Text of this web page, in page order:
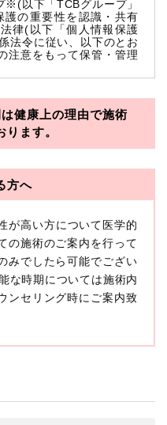
※(以下「TCBグループ」
の重要性を認識・共有
律(以下「個人情報保護
法令に従い、以下のとお
注意をもって保管・管理
ていいます。
アンス
て「個人情報」とは、生
て、当該情報に含まれる
により特定の個人を識別
個人情報保護委員会の政
のをいいます。
は、単独のままでは特定
りますが、他の情報と組
人を識別できる場合、か
める目的を達成するた
のが含まれます（以下①
健康上の理由で施術
ます。
方へ
が高い方について医学的
の施術のご案内を行って
みでしたら可能でござい
な時期については施術内
ンセリング時にご案内致